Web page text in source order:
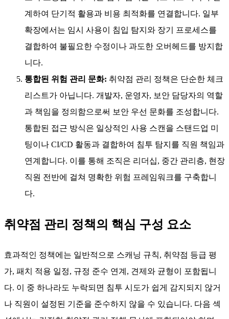
사용은 혼란, 오해, 심지어 엔드포인트 누락과 같은 더 많
은 문제를 야기합니다. 공식 정책은 패치 활동을 주기적
시간 간격 또는 실시간에 가까운 이벤트로 통합하여, 일
시적 사용 확대를 향후 고급 스캔과 연계합니다. 이는 범
죄자가 이용할 수 있는 침투 경로의 체류 시간도 최소화
합니다. 결국 직원이나 자동화 시스템이 번거로움이나
추측 없이 위협을 처리할 수 있습니다.
비용 통제 및 자원 배분:스캔, 패치 또는 규정 준수 작업
이 중복되거나 무작위로 수행될 경우 비용이 급증할 수
있습니다. 취약점을 식별, 우선순위화, 처리하는 방법을
명시한 정책은 직원이 가장 중요한 문제를 먼저 해결하
도록 보장합니다. 이는 침투 탐지를 비즈니스 맥락과 연
확장에서는 임시 사용이 침입 탐지와 장기 프로세스를
니다.
통합된 위험 관리 문화: 취약점 관리 정책은 단순한 체크
리스트가 아닙니다. 개발자, 운영자, 보안 담당자의 역할
과 책임을 정의함으로써 보안 우선 문화를 조성합니다.